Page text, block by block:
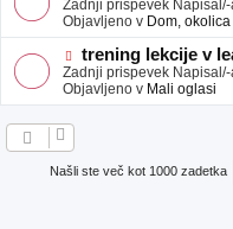
j
a
v
e
v
e
o
b
j
a
Zadnji prispevek
Objavljeno v Dom,
N
o
v
e
a
trening lekcije v
Zadnji prispevek
Objavljeno v Mali oglasi
Našli ste več kot 1000 zadetka